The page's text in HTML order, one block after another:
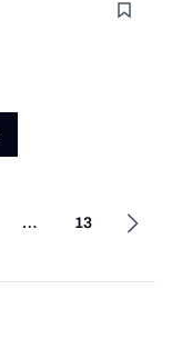
… 13